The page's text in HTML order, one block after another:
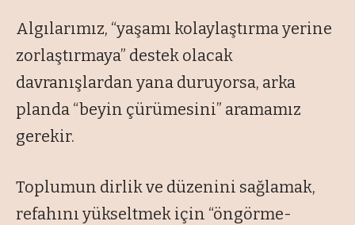
Algılarımız, “yaşamı kolaylaştırma yerine
zorlaştırmaya” destek olacak
davranışlardan yana duruyorsa, arka
planda “beyin çürümesini” aramamız
gerekir.
Toplumun dirlik ve düzenini sağlamak,
refahını yükseltmek için “öngörme-